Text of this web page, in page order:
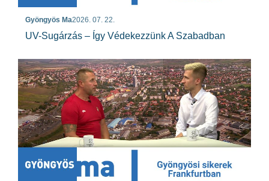
Gyöngyös Ma2026. 07. 22.
UV-Sugárzás – Így Védekezzünk A Szabadban